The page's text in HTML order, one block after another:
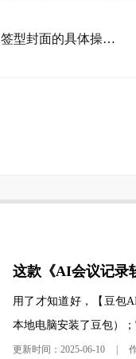
PPT制作出纵向书签型封面的具体操作步骤
用了才知道好，【豆包
本地电脑安装了豆包）
更新时间：2025-06-10